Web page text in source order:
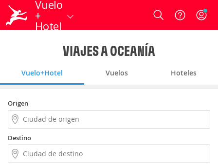
Vuelo
+
Hotel
Login
VIAJES A OCEANÍA
Vuelo+Hotel Vuelos Hoteles
Origen
Destino